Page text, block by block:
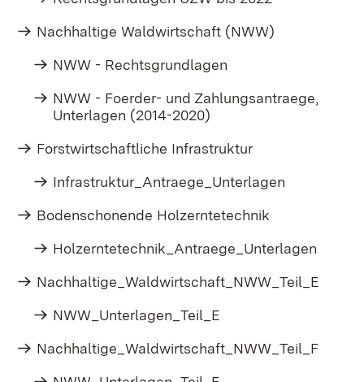
Nachhaltige Waldwirtschaft (NWW)
NWW - Rechtsgrundlagen
NWW - Foerder- und Zahlungsantraege,
Unterlagen (2014-2020)
Forstwirtschaftliche Infrastruktur
Infrastruktur_Antraege_Unterlagen
Bodenschonende Holzerntetechnik
Holzerntetechnik_Antraege_Unterlagen
Nachhaltige_Waldwirtschaft_NWW_Teil_E
NWW_Unterlagen_Teil_E
Nachhaltige_Waldwirtschaft_NWW_Teil_F